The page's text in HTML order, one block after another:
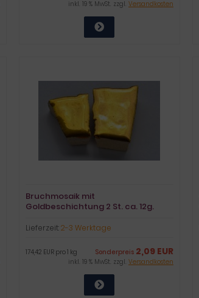
inkl. 19 % MwSt. zzgl. Versandkosten
Bruchmosaik mit
Goldbeschichtung 2 St. ca. 12g.
Lieferzeit:2-3 Werktage
Sonderpreis 2,09 EUR
174,42 EUR pro 1 kg
inkl. 19 % MwSt. zzgl. Versandkosten